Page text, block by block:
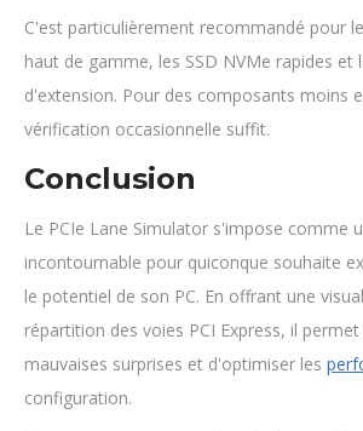
C'est particulièrement recommandé pour
haut de gamme, les SSD NVMe rapides et
d'extension. Pour des composants moins
vérification occasionnelle suffit.
Conclusion
Le PCIe Lane Simulator s'impose comme
incontournable pour quiconque souhaite
le potentiel de son PC. En offrant une
répartition des voies PCI Express, il
mauvaises surprises et d'optimiser les
configuration.